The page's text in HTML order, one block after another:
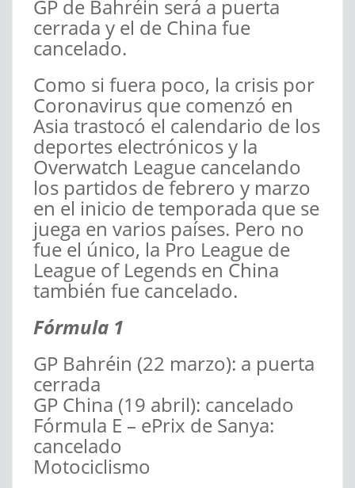
GP de Bahréin será a puerta
cerrada y el de China fue
cancelado.
Como si fuera poco, la crisis por
Coronavirus que comenzó en
Asia trastocó el calendario de los
deportes electrónicos y la
Overwatch League cancelando
los partidos de febrero y marzo
en el inicio de temporada que se
juega en varios países. Pero no
fue el único, la Pro League de
League of Legends en China
también fue cancelado.
Fórmula 1
GP Bahréin (22 marzo): a puerta
cerrada
GP China (19 abril): cancelado
Fórmula E – ePrix de Sanya:
cancelado
Motociclismo